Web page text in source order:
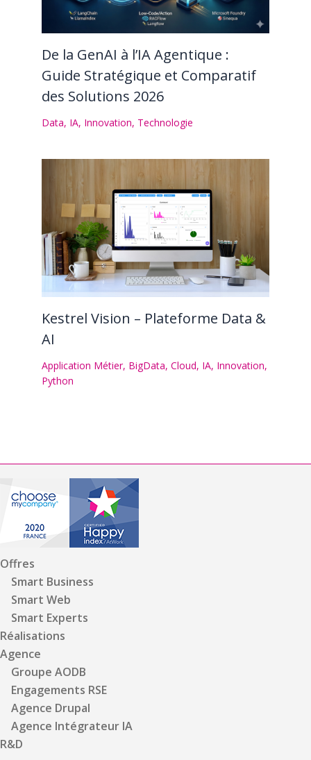
De la GenAI à l’IA Agentique :
Guide Stratégique et Comparatif
des Solutions 2026
Data, IA, Innovation, Technologie
Kestrel Vision – Plateforme Data &
AI
Application Métier, BigData, Cloud, IA, Innovation,
Python
Offres
Smart Business
Smart Web
Smart Experts
Réalisations
Agence
Groupe AODB
Engagements RSE
Agence Drupal
Agence Intégrateur IA
R&D